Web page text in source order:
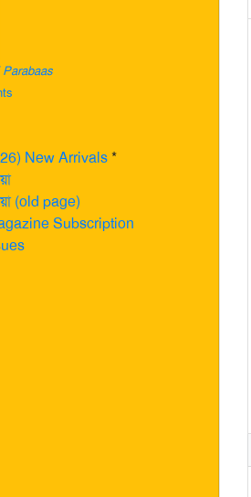
New Arrivals*
(old page)
Subscription